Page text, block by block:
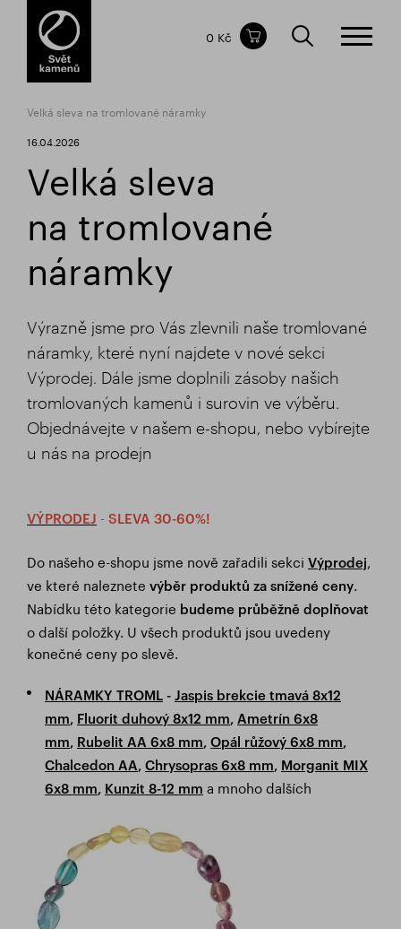
Obsah nákupního košíku
CELKOVÁ CENA
0 Kč
Velká sleva na tromlované náramky
16.04.2026
Velká sleva
na tromlované
náramky
Výrazně jsme pro Vás zlevnili naše tromlované
náramky, které nyní najdete v nové sekci
Výprodej. Dále jsme doplnili zásoby našich
tromlovaných kamenů i surovin ve výběru.
Objednávejte v našem e-shopu, nebo vybírejte
u nás na prodejn
VÝPRODEJ - SLEVA 30-60%!
Do našeho e-shopu jsme nově zařadili sekci Výprodej
ve které naleznete výběr produktů za snížené ceny
Nabídku této kategorie budeme průběžně doplňovat
o další položky. U všech produktů jsou uvedeny
konečné ceny po slevě.
NÁRAMKY TROML- Jaspis brekcie tmavá 8x12
mm, Fluorit duhový 8x12 mm, Ametrín 6x8
mm, Rubelit AA 6x8 mm, Opál růžový 6x8 mm,
Chalcedon AA, Chrysopras 6x8 mm, Morganit MIX
6x8 mm, Kunzit 8-12 mm a mnoho dalších